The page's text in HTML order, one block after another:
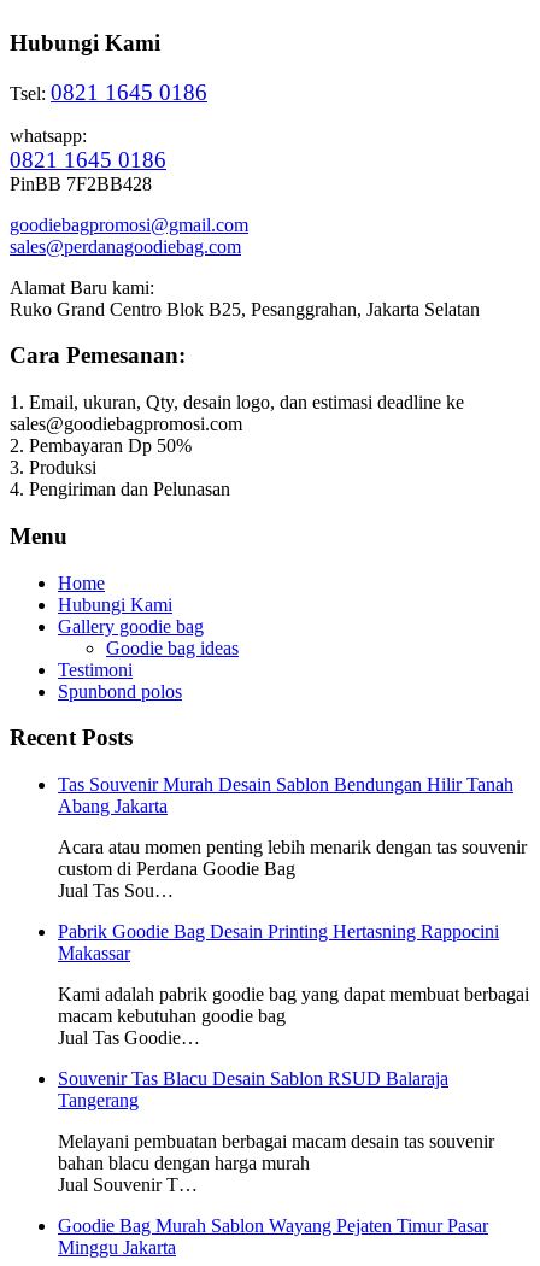
Hubungi Kami
Tsel: 0821 1645 0186
whatsapp:
0821 1645 0186
PinBB 7F2BB428
goodiebagpromosi@gmail.com
sales@perdanagoodiebag.com
Alamat Baru kami:
Ruko Grand Centro Blok B25, Pesanggrahan, Jakarta Selatan
Cara Pemesanan:
1. Email, ukuran, Qty, desain logo, dan estimasi deadline ke
sales@goodiebagpromosi.com
2. Pembayaran Dp 50%
3. Produksi
4. Pengiriman dan Pelunasan
Menu
Home
Hubungi Kami
Gallery goodie bag
Goodie bag ideas
Testimoni
Spunbond polos
Recent Posts
Tas Souvenir Murah Desain Sablon Bendungan Hilir Tanah
Abang Jakarta
Acara atau momen penting lebih menarik dengan tas souvenir
custom di Perdana Goodie Bag
Jual Tas Sou…
Pabrik Goodie Bag Desain Printing Hertasning Rappocini
Makassar
Kami adalah pabrik goodie bag yang dapat membuat berbagai
macam kebutuhan goodie bag
Jual Tas Goodie…
Souvenir Tas Blacu Desain Sablon RSUD Balaraja
Tangerang
Melayani pembuatan berbagai macam desain tas souvenir
bahan blacu dengan harga murah
Jual Souvenir T…
Goodie Bag Murah Sablon Wayang Pejaten Timur Pasar
Minggu Jakarta